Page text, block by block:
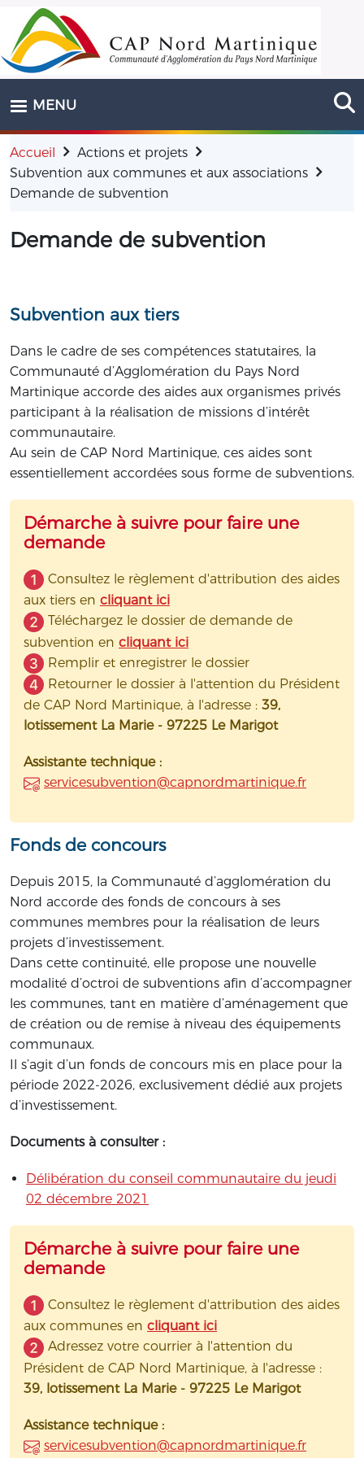
Aller au contenu principal
MENU
Accueil
Actions et projets
Subvention aux communes et aux associations
Demande de subvention
Demande de subvention
Subvention aux tiers
Dans le cadre de ses compétences statutaires, la
Communauté d’Agglomération du Pays Nord
Martinique accorde des aides aux organismes privés
participant à la réalisation de missions d’intérêt
communautaire.
Au sein de CAP Nord Martinique, ces aides sont
essentiellement accordées sous forme de subventions.
Démarche à suivre pour faire une
demande
Consultez le règlement d'attribution des aides
aux tiers en cliquant ici
Téléchargez le dossier de demande de
subvention en cliquant ici
Remplir et enregistrer le dossier
Retourner le dossier à l'attention du Président
de CAP Nord Martinique, à l'adresse : 39,
lotissement La Marie - 97225 Le Marigot
Assistante technique :
servicesubvention@capnordmartinique.fr
Fonds de concours
Depuis 2015, la Communauté d’agglomération du
Nord accorde des fonds de concours à ses
communes membres pour la réalisation de leurs
projets d’investissement.
Dans cette continuité, elle propose une nouvelle
modalité d’octroi de subventions afin d’accompagner
les communes, tant en matière d’aménagement que
de création ou de remise à niveau des équipements
communaux.
Il s’agit d’un fonds de concours mis en place pour la
période 2022-2026, exclusivement dédié aux projets
d’investissement.
Documents à consulter :
Délibération du conseil communautaire du jeudi
02 décembre 2021
Démarche à suivre pour faire une
demande
Consultez le règlement d'attribution des aides
aux communes en cliquant ici
Adressez votre courrier à l'attention du
Président de CAP Nord Martinique, à l'adresse :
39, lotissement La Marie - 97225 Le Marigot
Assistance technique :
servicesubvention@capnordmartinique.fr